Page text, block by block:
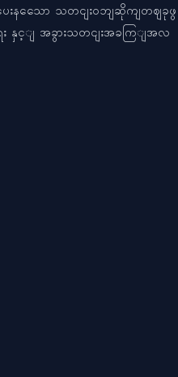
ေးနသေော သတငျးဝဘျဆိုကျတဈခုဖွ
ရေး နှင့ျ အခွားသတငျးအခကြျအလ